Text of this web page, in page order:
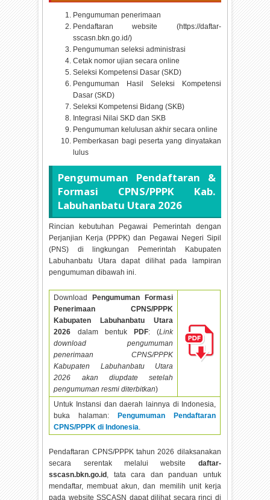
Pengumuman penerimaan
Pendaftaran website (https://daftar-
sscasn.bkn.go.id/)
Pengumuman seleksi administrasi
Cetak nomor ujian secara online
Seleksi Kompetensi Dasar (SKD)
Pengumuman Hasil Seleksi Kompetensi
Dasar (SKD)
Seleksi Kompetensi Bidang (SKB)
Integrasi Nilai SKD dan SKB
Pengumuman kelulusan akhir secara online
Pemberkasan bagi peserta yang dinyatakan
lulus
Pengumuman Pendaftaran &
Formasi CPNS/PPPK Kab.
Labuhanbatu Utara 2026
Rincian kebutuhan Pegawai Pemerintah dengan
Perjanjian Kerja (PPPK) dan Pegawai Negeri Sipil
(PNS) di lingkungan Pemerintah Kabupaten
Labuhanbatu Utara dapat dilihat pada lampiran
pengumuman dibawah ini.
Download
Pengumuman Formasi
Penerimaan CPNS/PPPK
Kabupaten Labuhanbatu Utara
2026 dalam bentuk PDF: (Link
download pengumuman
penerimaan CPNS/PPPK
Kabupaten Labuhanbatu Utara
2026 akan diupdate setelah
pengumuman resmi diterbitkan)
Untuk Instansi dan daerah lainnya di Indonesia,
buka halaman:
Pengumuman Pendaftaran
CPNS/PPPK di Indonesia.
Pendaftaran CPNS/PPPK tahun2026 dilaksanakan
secara serentak melalui website daftar-
sscasn.bkn.go.id , tata cara dan panduan untuk
mendaftar, membuat akun, dan memilih unit kerja
pada website SSCASN dapat dilihat secara rinci di